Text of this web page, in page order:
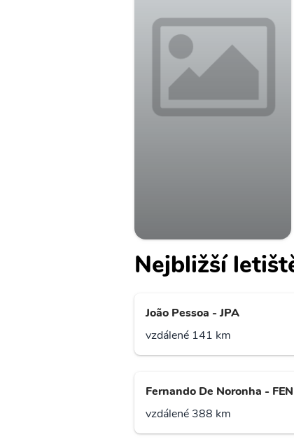
Nejbližší
João Pessoa - JPA
vzdálené 141 km
Fernando De Noronha - FEN
vzdálené 388 km